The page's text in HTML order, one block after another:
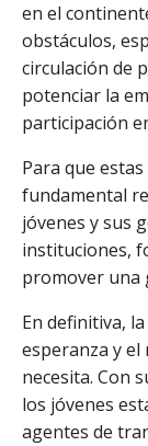
en el
obstáculos,
circulación de
potenciar la
participación
Para que
fundamental
jóvenes y sus
instituciones,
promover una
En definitiva,
esperanza y
necesita. Con
los jóvenes
agentes de